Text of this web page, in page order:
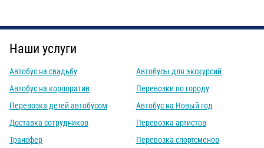
Наши услуги
Автобус на свадьбу
Автобус на корпоратив
Перевозка детей автобусом
Доставка сотрудников
Трансфер
Автобусы для экскурсий
Перевозки по городу
Автобус на Новый год
Перевозка артистов
Перевозка спортсменов